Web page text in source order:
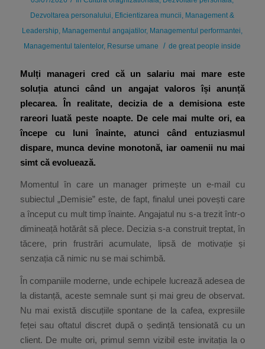
Dezvoltarea personalului, Eficientizarea muncii, Management &
Leadership, Managementul angajatilor, Managementul performantei,
Managementul talentelor, Resurse umane / degreat people inside
Mulți manageri cred că un salariu mai mare este
soluția atunci când un angajat valoros își anunță
plecarea. În realitate, decizia de a demisiona este
rareori luată peste noapte. De cele mai multe ori, ea
începe cu luni înainte, atunci când entuziasmul
dispare, munca devine monotonă, iar oamenii nu mai
simt că evoluează.
Momentul în care un manager primește un e-mail cu
subiectul „Demisie” este, de fapt, finalul unei povești care
a început cu mult timp înainte. Angajatul nu s-a trezit într-o
dimineață hotărât să plece. Decizia s-a construit treptat, în
tăcere, prin frustrări acumulate, lipsă de motivație și
senzația că nimic nu se mai schimbă.
În companiile moderne, unde echipele lucrează adesea de
la distanță, aceste semnale sunt și mai greu de observat.
Nu mai există discuțiile spontane de la cafea, expresiile
feței sau oftatul discret după o ședință tensionată cu un
client. De multe ori, primul semn vizibil este invitația la o